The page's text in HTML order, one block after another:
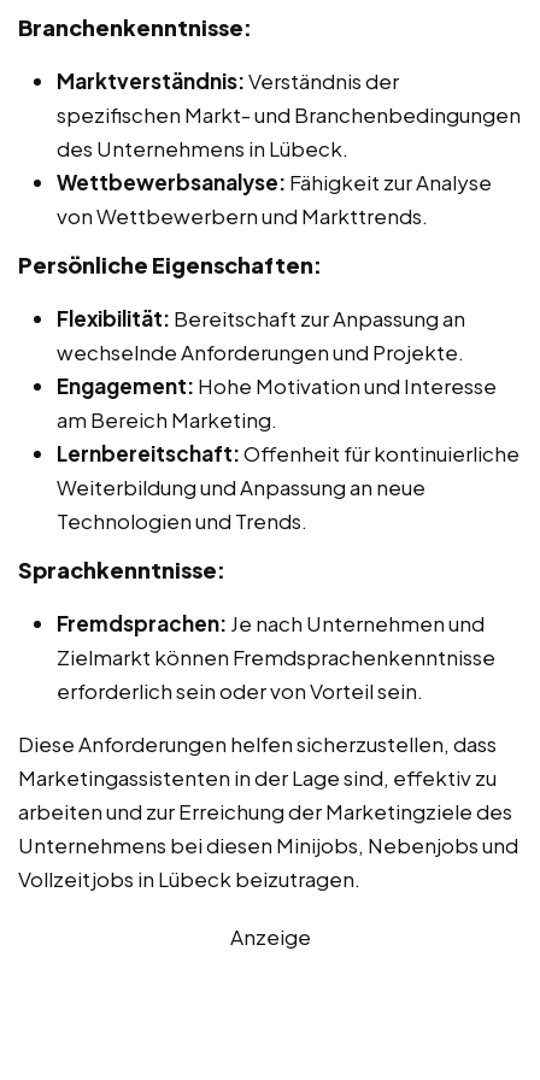
Branchenkenntnisse:
Marktverständnis:Verständnis der
spezifischen Markt- und Branchenbedingungen
des Unternehmens in Lübeck.
Wettbewerbsanalyse: Fähigkeit zur Analyse
von Wettbewerbern und Markttrends.
Persönliche Eigenschaften:
Flexibilität: Bereitschaft zur Anpassung an
wechselnde Anforderungen und Projekte.
Engagement: Hohe Motivation und Interesse
am Bereich Marketing.
Lernbereitschaft:Offenheit für kontinuierliche
Weiterbildung und Anpassung an neue
Technologien und Trends.
Sprachkenntnisse:
Fremdsprachen: Je nach Unternehmen und
Zielmarkt können Fremdsprachenkenntnisse
erforderlich sein oder von Vorteil sein.
Diese Anforderungen helfen sicherzustellen, dass
Marketingassistenten in der Lage sind, effektiv zu
arbeiten und zur Erreichung der Marketingziele des
Unternehmens bei diesen Minijobs, Nebenjobs und
Vollzeitjobs in Lübeck beizutragen.
Anzeige